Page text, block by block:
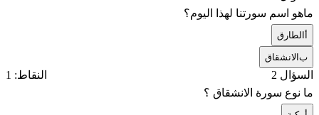
ماهو اسم سورتنا لهذا اليوم؟
الطارق
بالانشقاق
السؤال 2
النقاط: 1
ما نوع سورة الانشقاق ؟